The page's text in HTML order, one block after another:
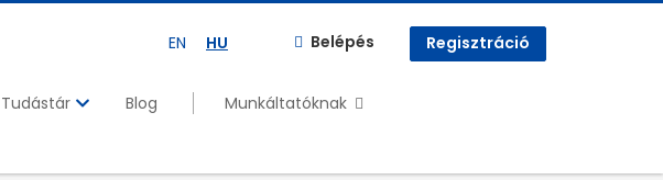
EN HU Belépés Regisztráció
Tudástár Blog
Munkáltatóknak